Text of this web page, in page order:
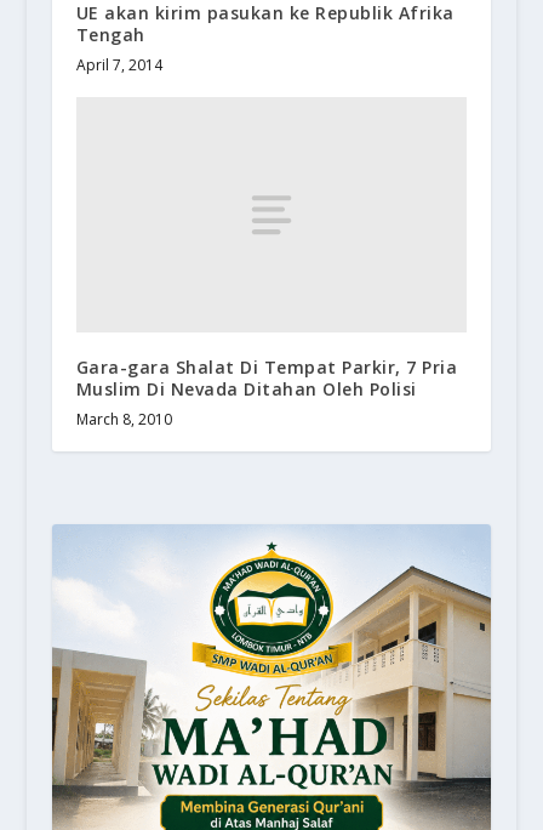
UE akan kirim pasukan ke Republik Afrika
Tengah
April 7, 2014
Gara-gara Shalat Di Tempat Parkir, 7 Pria
Muslim Di Nevada Ditahan Oleh Polisi
March 8, 2010